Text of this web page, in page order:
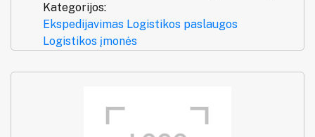
Kategorijos:
Ekspedijavimas Logistikos paslaugos
Logistikos įmonės